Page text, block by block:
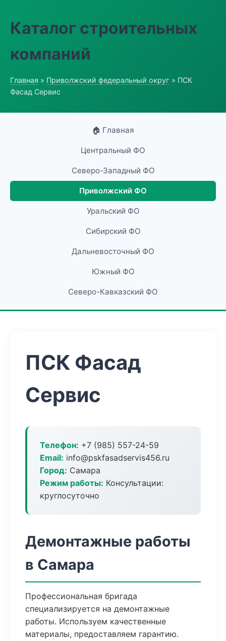
Каталог строительных
компаний
Главная » Приволжский федеральный округ » ПСК
Фасад Сервис
🏠 Главная
Центральный ФО
Северо-Западный ФО
Приволжский ФО
Уральский ФО
Сибирский ФО
Дальневосточный ФО
Южный ФО
Северо-Кавказский ФО
ПСК Фасад
Сервис
Телефон: +7 (985) 557-24-59
Email: info@pskfasadservis456.ru
Город: Самара
Режим работы: Консультации:
круглосуточно
Демонтажные работы
в Самара
Профессиональная бригада
специализируется на демонтажные
работы. Используем качественные
материалы, предоставляем гарантию.